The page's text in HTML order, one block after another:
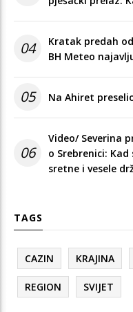
04
Kratak predah
BH Meteo
05 Na Ahiret preselio
06
Video/ Severina
o Srebrenici:
sretne i vesele
TAGS
CAZIN KRAJINA
REGION SVIJET